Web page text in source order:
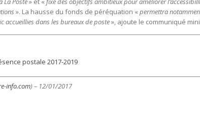
». La hausse du fonds de péréquation « permettra
accueillies dans les bureaux de poste», ajoute le communiqué
postale 2017-2019
info.com) – 12/01/2017